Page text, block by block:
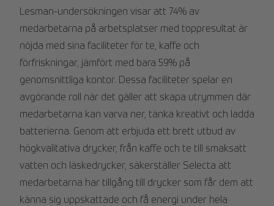
Lesman-undersökningen visar att 74% av
medarbetarna på arbetsplatser med toppresultat är
nöjda med sina faciliteter för te, kaffe och
förfriskningar, jämfört med bara 59% på
genomsnittliga kontor. Dessa faciliteter spelar en
avgörande roll när det gäller att skapa utrymmen där
medarbetarna kan varva ner, tänka kreativt och ladda
batterierna. Genom att erbjuda ett brett utbud av
högkvalitativa drycker, från kaffe och te till smaksatt
vatten och läskedrycker, säkerställer Selecta att
medarbetarna har tillgång till drycker som får dem att
känna sig uppskattade och få energi under hela